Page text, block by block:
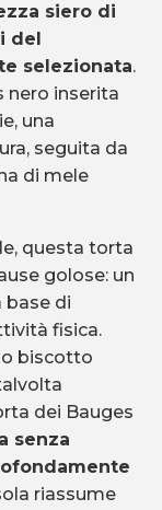
siero di
del
selezionata.
nero inserita
una
seguita da
di mele
questa torta
golose: un
base di
fisica.
biscotto
dei Bauges
senza
riassume